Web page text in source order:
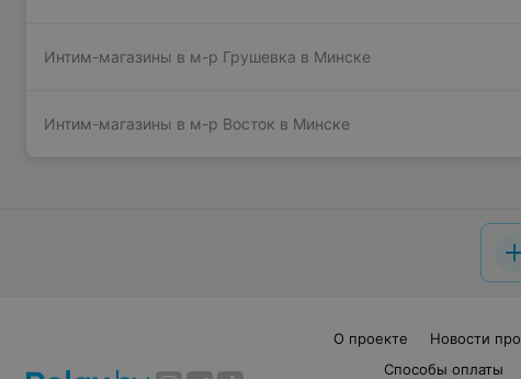
Интим-магазины в м-р Грушевка в Минске
Интим-магазины в м-р Восток в Минске
О проекте Новости
Способы оплаты